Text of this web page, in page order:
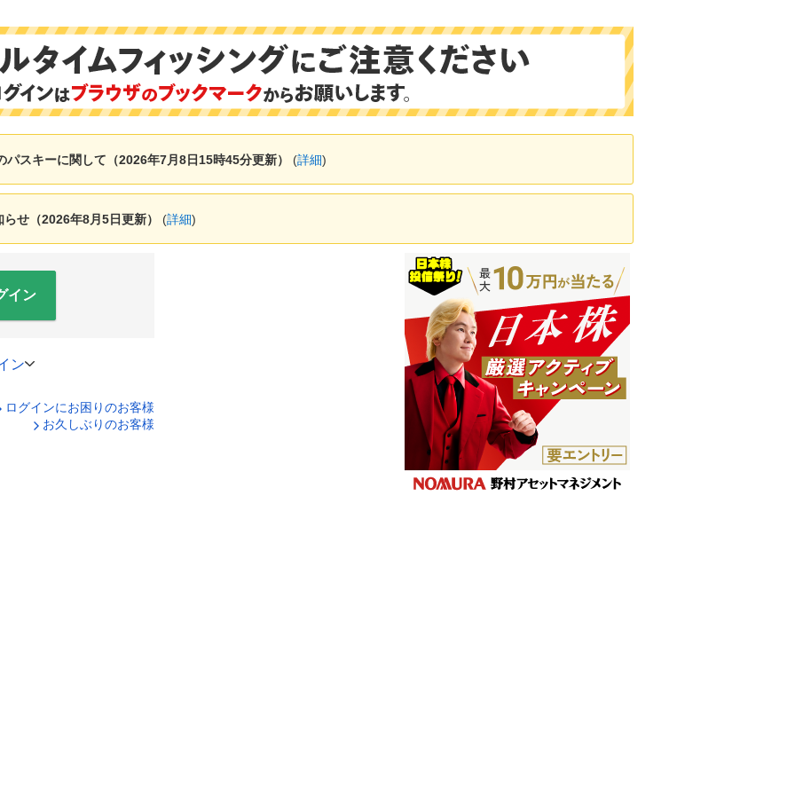
スキーに関して（2026年7月8日15時45分更新） (詳細)
せ（2026年8月5日更新） (詳細)
イン
ン
口座番号でログイン
ログインにお困りのお客様
お久しぶりのお客様